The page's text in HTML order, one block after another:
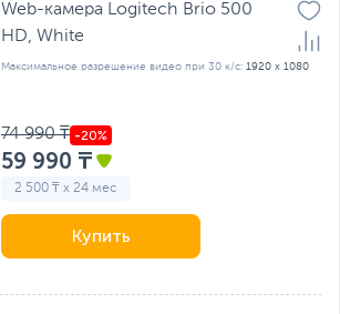
Web-камера Logitech Brio 500
HD, White
Максимальное разрешение видео при 30 к/с: 1920 x 1080
74 990 ₸
59 990 ₸
2 500 ₸ x 24 мес
Купить